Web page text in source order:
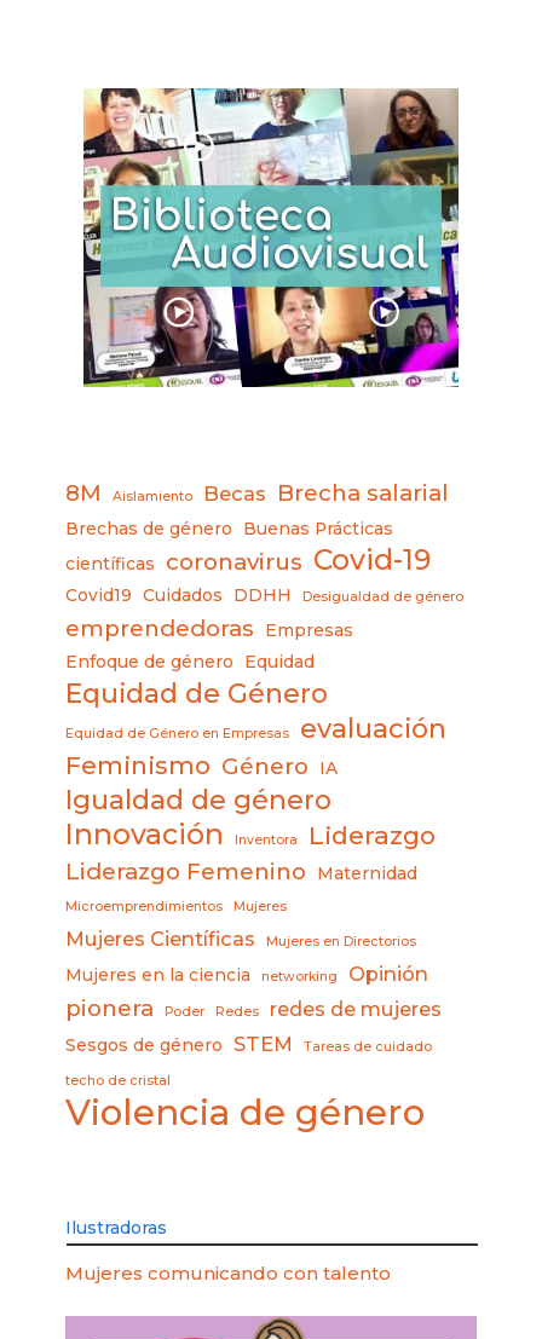
8M Aislamiento Becas Brecha salarial
Brechas de género
Buenas Prácticas
científicas
coronavirus Covid-19
Covid19 Cuidados DDHH Desigualdad de género
emprendedoras
Empresas
Enfoque de género
Equidad
Equidad de Género
Equidad de Género en Empresas evaluación
Feminismo Género IA
Igualdad de género
Innovación Inventora Liderazgo
Liderazgo Femenino Maternidad
Microemprendimientos Mujeres
Mujeres Científicas Mujeres en Directorios
Mujeres en la ciencia networking Opinión
pionera Poder Redes redes de mujeres
Sesgos de género STEM Tareas de cuidado
techo de cristal
Violencia de género
Ilustradoras
Mujeres comunicando con talento